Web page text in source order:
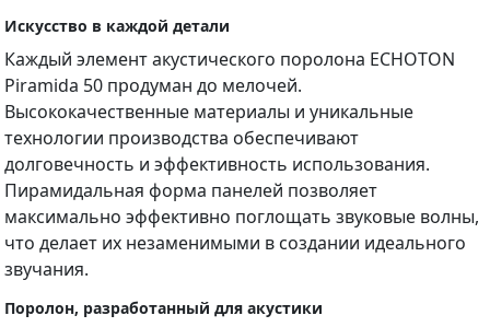
Искусство в каждой детали
Каждый элемент акустического поролона ECHOTON
Piramida 50 продуман до мелочей.
Высококачественные материалы и уникальные
технологии производства обеспечивают
долговечность и эффективность использования.
Пирамидальная форма панелей позволяет
максимально эффективно поглощать звуковые волны,
что делает их незаменимыми в создании идеального
звучания.
Поролон, разработанный для акустики